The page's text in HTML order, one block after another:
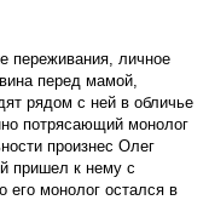
переживания, личное
перед мамой,
рядом с ней в обличье
потрясающий монолог
произнес Олег
пришел к нему с
его монолог остался в